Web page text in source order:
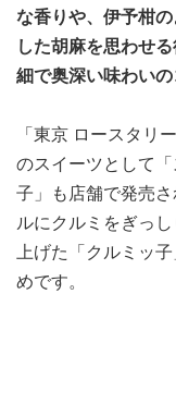
な香りや、伊予柑
した胡麻を思わせ
細で奥深い味わいの
「東京 ロースタリ
のスイーツとして
子」も店舗で発売
ルにクルミをぎっ
上げた「クルミッ
めです。